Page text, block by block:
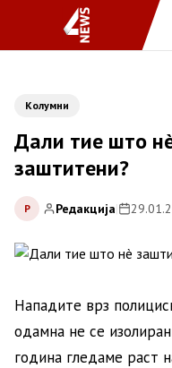
Колумни
Дали тие што
заштитени?
Р Редакција|
Нападите врз
одамна не се
година гледаме раст